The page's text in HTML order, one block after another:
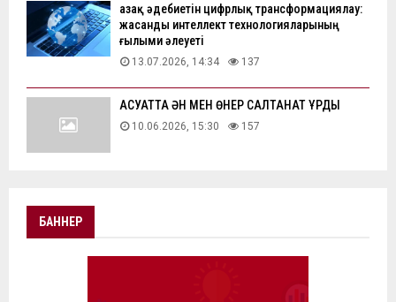
Қазақ әдебиетін цифрлық трансформациялау:
жасанды интеллект технологияларының
ғылыми әлеуеті
13.07.2026, 14:34 137
АҚСУАТТА ӘН МЕН ӨНЕР САЛТАНАТ ҚҰРДЫ
10.06.2026, 15:30 157
БАННЕР